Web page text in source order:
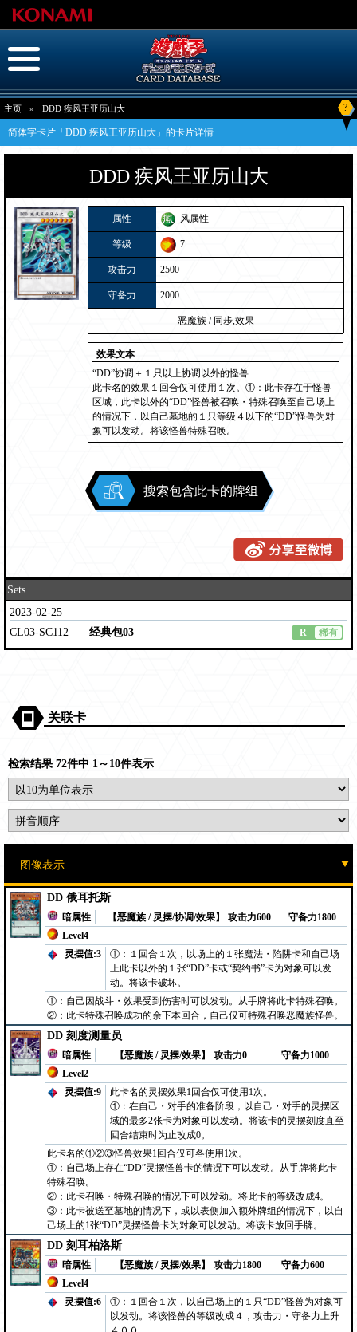
主页 » DDD 疾风王亚历山大 ?
简体字卡片「DDD 疾风王亚历山大」的卡片详情
DDD 疾风王亚历山大
属性 风属性
等级 7
攻击力 2500
守备力 2000
恶魔族 / 同步,效果
效果文本
“DD”协调＋１只以上协调以外的怪兽
此卡名的效果１回合仅可使用１次。①：此卡存在于怪兽
区域，此卡以外的“DD”怪兽被召唤・特殊召唤至自己场上
的情况下，以自己墓地的１只等级４以下的“DD”怪兽为对
象可以发动。将该怪兽特殊召唤。
搜索包含此卡的牌组
Sets
2023-02-25
CL03-SC112
经典包03 R 稀有
关联卡
检索结果 72件中 1～10件表示
DD 俄耳托斯
暗属性
【恶魔族 / 灵摆/协调/效果】
Level4
攻击力600 守备力1800
灵摆值:3
①：１回合１次，以场上的１张魔法・陷阱卡和自己场
上此卡以外的１张“DD”卡或“契约书”卡为对象可以发
动。将该卡破坏。
①：自己因战斗・效果受到伤害时可以发动。从手牌将此卡特殊召唤。
②：此卡特殊召唤成功的余下本回合，自己仅可特殊召唤恶魔族怪兽。
DD 刻度测量员
暗属性
【恶魔族 / 灵摆/效果】
Level2
攻击力0 守备力1000
灵摆值:9
此卡名的灵摆效果1回合仅可使用1次。
①：在自己・对手的准备阶段，以自己・对手的灵摆区
域的最多2张卡为对象可以发动。将该卡的灵摆刻度直至
回合结束时为止改成0。
此卡名的①②③怪兽效果1回合仅可各使用1次。
①：自己场上存在“DD”灵摆怪兽卡的情况下可以发动。从手牌将此卡
特殊召唤。
②：此卡召唤・特殊召唤的情况下可以发动。将此卡的等级改成4。
③：此卡被送至墓地的情况下，或以表侧加入额外牌组的情况下，以自
己场上的1张“DD”灵摆怪兽卡为对象可以发动。将该卡放回手牌。
DD 刻耳柏洛斯
暗属性
【恶魔族 / 灵摆/效果】
Level4
攻击力1800 守备力600
灵摆值:6
①：１回合１次，以自己场上的１只“DD”怪兽为对象可
以发动。将该怪兽的等级改成４，攻击力・守备力上升